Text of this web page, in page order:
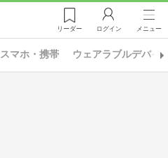
リーダー ログイン メニュー
スマホ・携帯 ウェアラブルデバイ